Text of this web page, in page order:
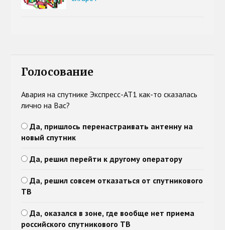
Голосование
Авария на спутнике Экспресс-АТ1 как-то сказалась
лично на Вас?
Да, пришлось перенастраивать антенну на
новый спутник
Да, решил перейти к другому оператору
Да, решил совсем отказаться от спутникового
ТВ
Да, оказался в зоне, где вообще нет приема
российского спутникового ТВ